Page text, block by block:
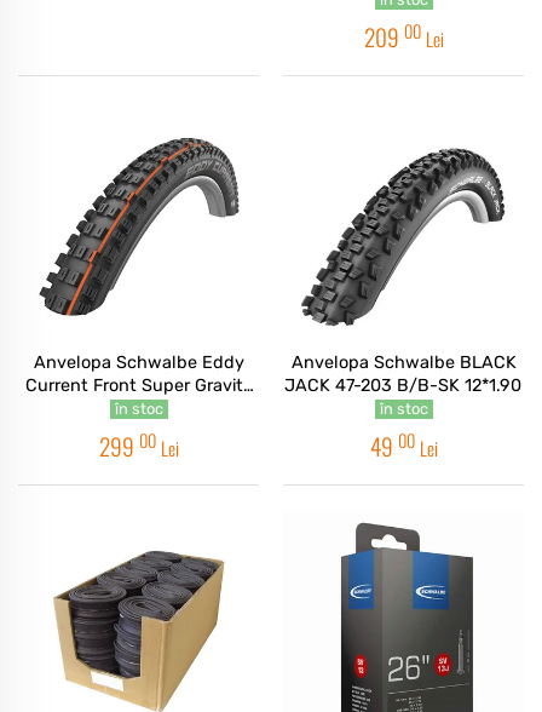
209 00 Lei
Anvelopa Schwalbe Eddy
Current Front Super Gravity
TLE 29x2.40
în stoc
299 00 Lei
Anvelopa Schwalbe BLACK
JACK 47-203 B/B-SK 12*1.90
în stoc
49 00 Lei